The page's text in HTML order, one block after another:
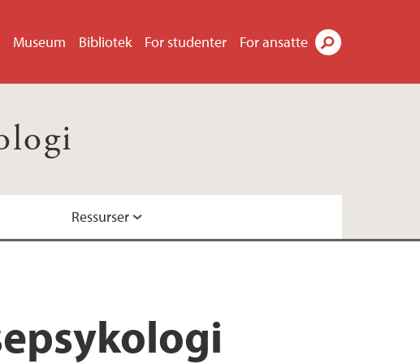
Museum Bibliotek For studenter For ansatte
Ressurser